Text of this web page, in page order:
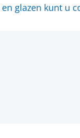
glazen kunt u